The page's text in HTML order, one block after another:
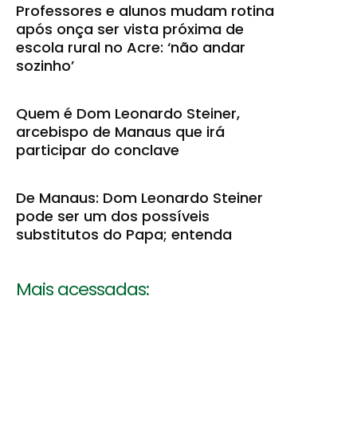
Professores e alunos mudam rotina
após onça ser vista próxima de
escola rural no Acre: ‘não andar
sozinho’
Quem é Dom Leonardo Steiner,
arcebispo de Manaus que irá
participar do conclave
De Manaus: Dom Leonardo Steiner
pode ser um dos possíveis
substitutos do Papa; entenda
Mais acessadas: